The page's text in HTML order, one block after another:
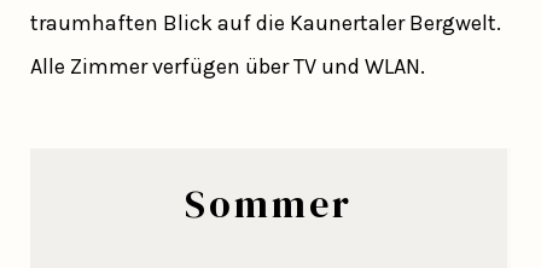
traumhaften Blick auf die Kaunertaler Bergwelt.
Alle Zimmer verfügen über TV und WLAN.
Sommer